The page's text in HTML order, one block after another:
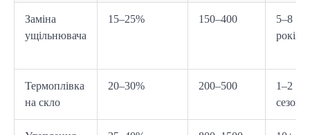
Заміна
ущільнювача
15–25% 150–400
5–8
років
Термоплівка
на скло
20–30% 200–500
1–2
сезони